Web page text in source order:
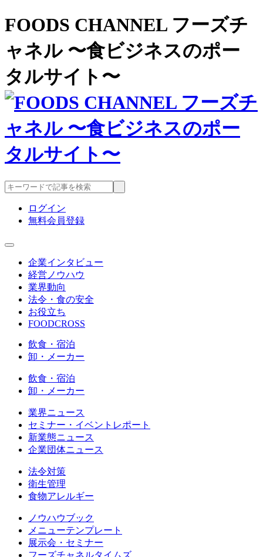
FOODS CHANNEL フーズチ
ャネル 〜食ビジネスのポー
タルサイト〜
ログイン
無料会員登録
企業インタビュー
経営ノウハウ
業界動向
法令・食の安全
お役立ち
FOODCROSS
飲食・宿泊
卸・メーカー
飲食・宿泊
卸・メーカー
業界ニュース
セミナー・イベントレポート
新業態ニュース
企業団体ニュース
法令対策
衛生管理
食物アレルギー
ノウハウブック
メニューテンプレート
展示会・セミナー
フーズチャネルタイムズ